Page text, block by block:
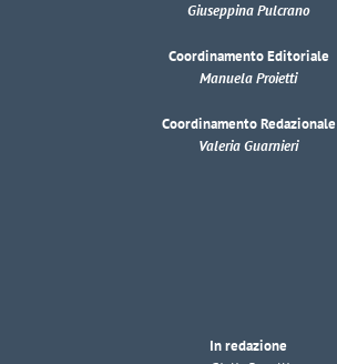
Giuseppina Pulcrano
Coordinamento Editoriale
Manuela Proietti
Coordinamento Redazionale
Valeria Guarnieri
In redazione